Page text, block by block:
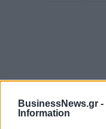
BusinessNews.gr -
Information